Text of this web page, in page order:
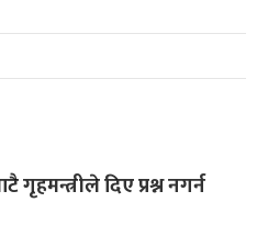
गृहमन्त्रीले दिए प्रश्न नगर्न